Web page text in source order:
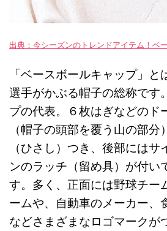
出典：今シーズンのトレンドアイテム！ベ
「ベースボールキャップ」
選手がかぶる帽子の総称です
プの代表。６枚はぎなどのド
（帽子の頭部を覆う山の部
（ひさし）つき、後部には
ンのラッチ（留め具）が付い
す。多く、正面には野球チー
ームや、自動車のメーカー、
などさまざまなロゴマークが